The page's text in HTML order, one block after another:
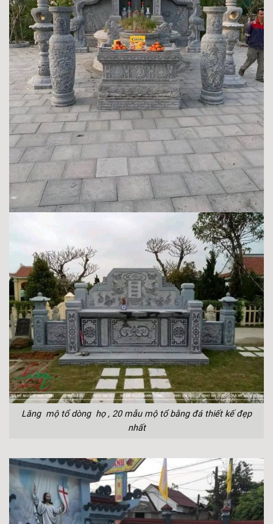
Lăng mộ tổ dòng họ , 20 mẫu mộ tổ bằng đá thiết kế đẹp
nhất